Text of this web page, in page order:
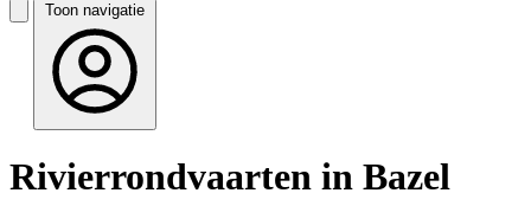
Toon navigatie
Rivierrondvaarten in Bazel